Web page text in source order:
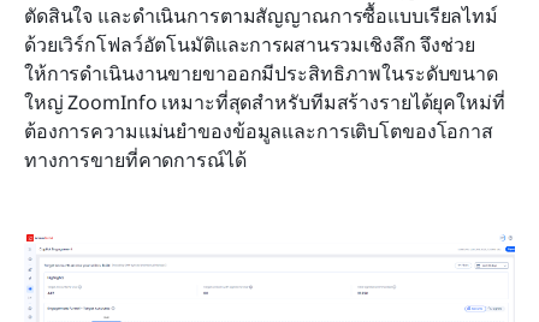
ตัดสินใจ และดำเนินการตามสัญญาณการซื้อแบบเรียลไทม์
ด้วยเวิร์กโฟลว์อัตโนมัติและการผสานรวมเชิงลึก จึงช่วย
ให้การดำเนินงานขายขาออกมีประสิทธิภาพในระดับขนาด
ใหญ่ ZoomInfo เหมาะที่สุดสำหรับทีมสร้างรายได้ยุคใหม่ที่
ต้องการความแม่นยำของข้อมูลและการเติบโตของโอกาส
ทางการขายที่คาดการณ์ได้